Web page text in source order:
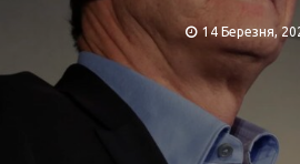
14 Березня,